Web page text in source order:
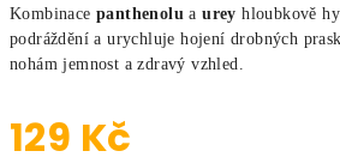
Kombinacepanthenolu aurey hloubkově
podráždění a urychluje hojení drobných
nohám jemnost a zdravý vzhled.
129 Kč